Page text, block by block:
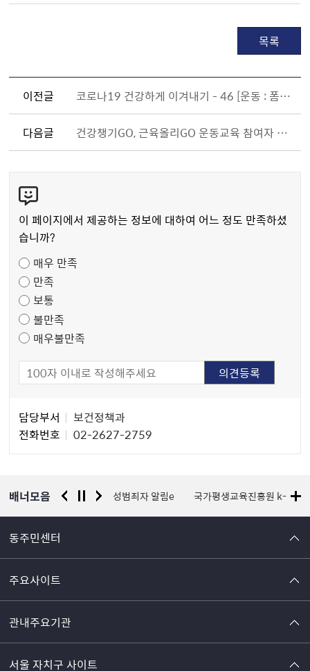
목록
이전글 코로나19 건강하게 이겨내기 - 46 [운동 : 폼롤러 하나로 건강해지기⑧]
다음글 건강챙기GO, 근육올리GO 운동교육 참여자 모집
텐
츠
만
도
조
사
이 페이지에서 제공하는 정보에 대하여 어느 정도 만족하셨
습니까?
매우 만족
만족
보통
불만족
매우불만족
자
담당부서
보건정책과
전화번호
02-2627-2759
배너모음
구 급식관리지원센터 성범죄자 알림e 국가평생교육진흥원 k-
동주민센터
주요사이트
관내주요기관
서울 자치구 사이트